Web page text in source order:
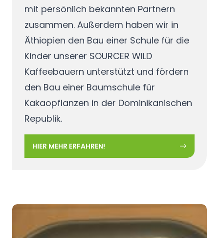
mit persönlich bekannten Partnern
zusammen. Außerdem haben wir in
Äthiopien den Bau einer Schule für die
Kinder unserer SOURCER WILD
Kaffeebauern unterstützt und fördern
den Bau einer Baumschule für
Kakaopflanzen in der Dominikanischen
Republik.
HIER MEHR ERFAHREN!